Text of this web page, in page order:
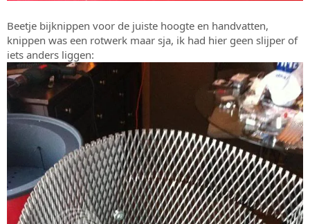
Beetje bijknippen voor de juiste hoogte en handvatten,
knippen was een rotwerk maar sja, ik had hier geen slijper of
iets anders liggen: